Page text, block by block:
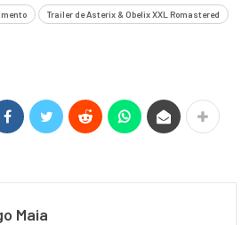
Trailer de Asterix & Obelix XXL Romastered
Maia